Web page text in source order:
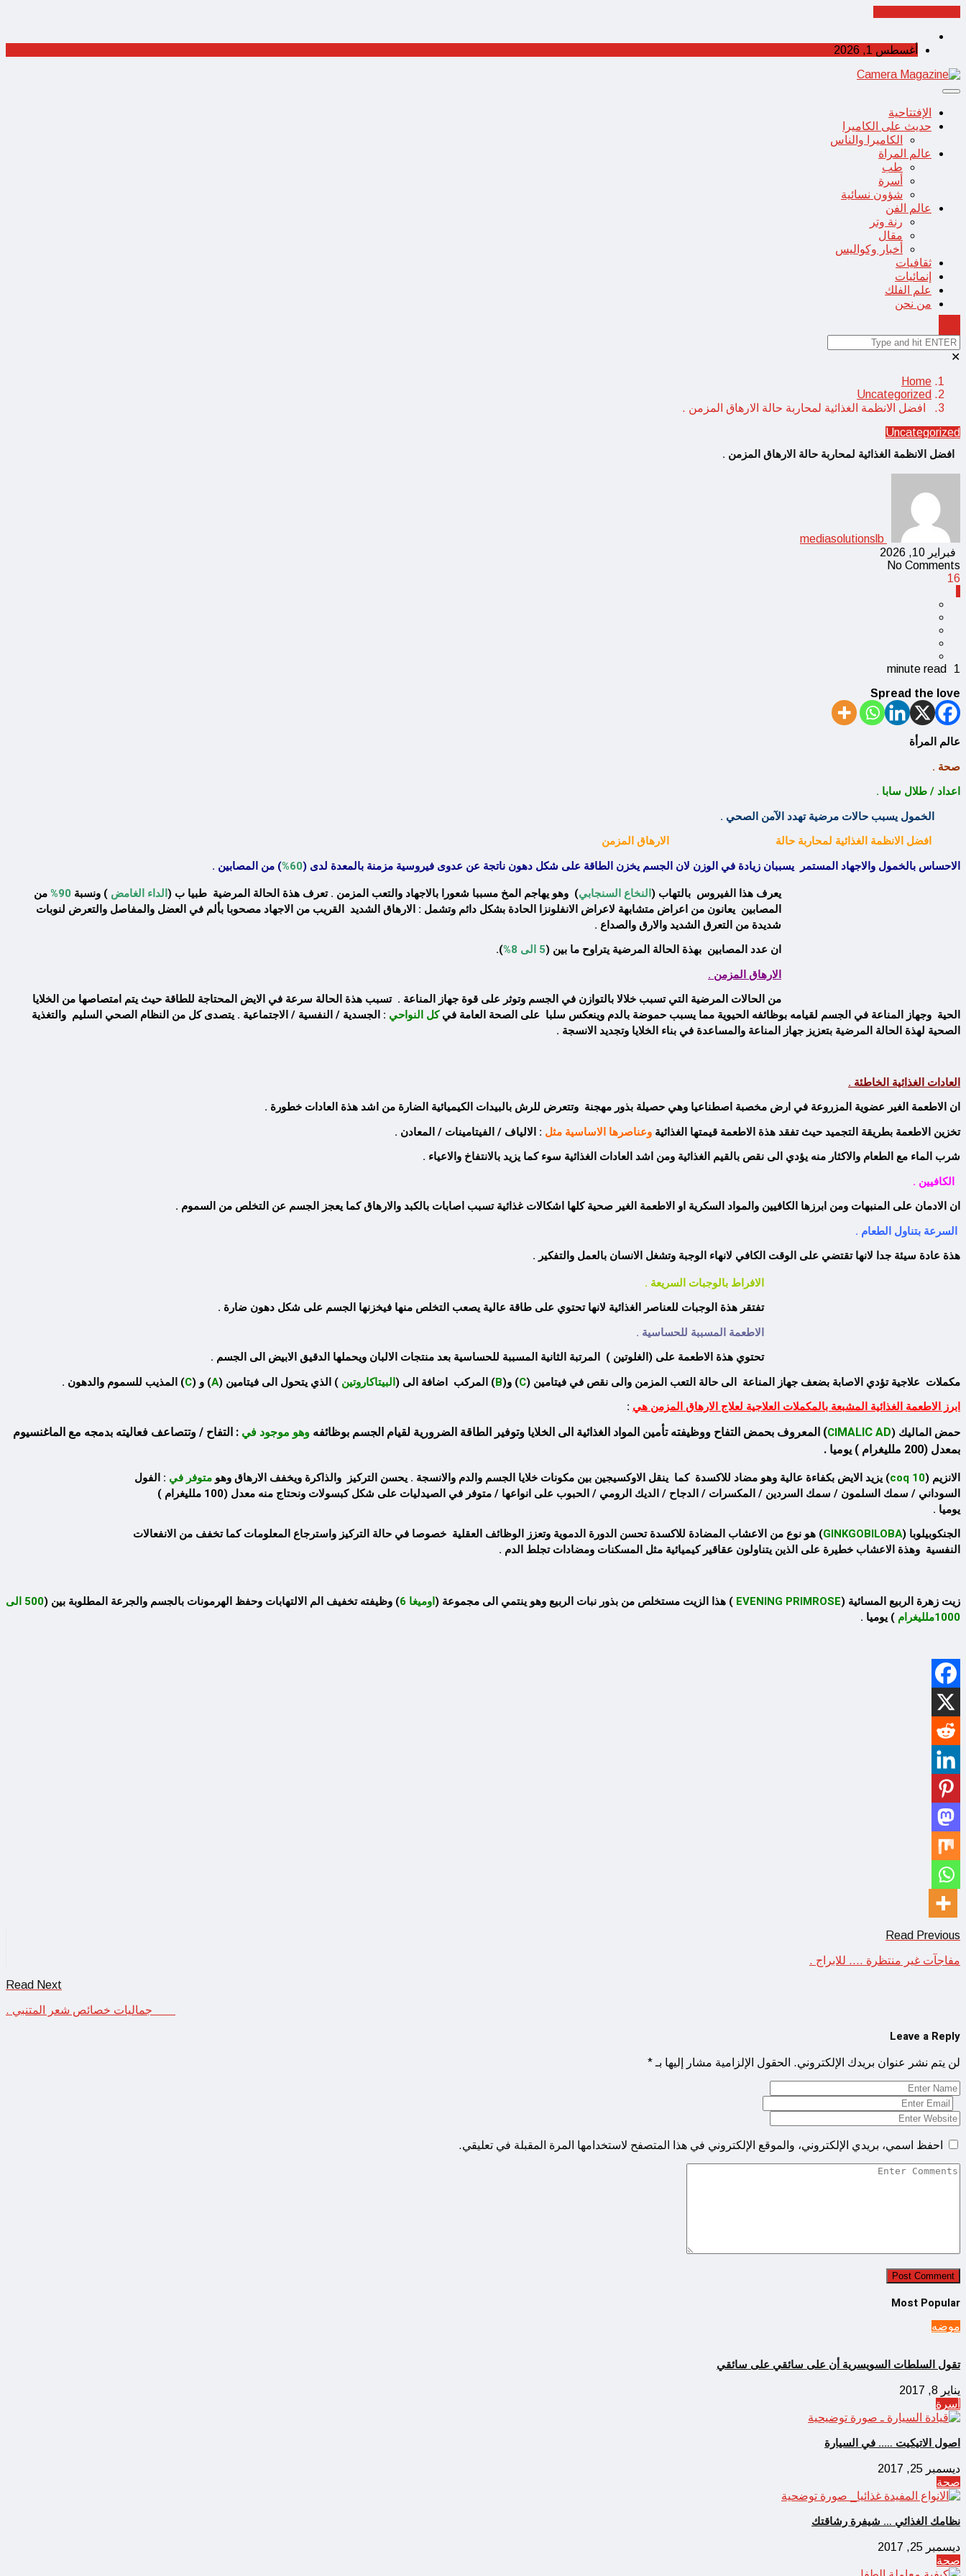
أغسطس 1, 2026
الإفتتاحية
حديث على الكاميرا
الكاميرا والناس
عالم المراة
طب
أسرة
شؤون نسائية
عالم الفن
رنة وتر
مقال
أخبار وكواليس
ثقافيات
إنمائيات
علم الفلك
من نحن
✕
Home
Uncategorized
افضل الانظمة الغذائية لمحاربة حالة الارهاق المزمن .
Uncategorized
افضل الانظمة الغذائية لمحاربة حالة الارهاق المزمن .
فبراير 10, 2026
No Comments
16
1 minute read
Spread the love
عالم المرأة
صحة .
اعداد / طلال سابا .
الخمول يسبب حالات مرضية تهدد الآمن الصحي .
افضل الانظمة الغذائية لمحاربة حالة الارهاق المزمن
الاحساس بالخمول والاجهاد المستمر يسببان زيادة في الوزن لان الجسم يخزن الطاقة على شكل دهون ناتجة عن عدوى فيروسية مزمنة بالمعدة لدى (60% ) من المصابين .
يعرف هذا الفيروس بالتهاب (النخاع السنجابي) وهو يهاجم المخ مسببا شعورا بالاجهاد والتعب المزمن . تعرف هذة الحالة المرضية طبيا ب (الداء الغامض ) ونسبة 90%
من
المصابين يعانون من اعراض متشابهة لاعراض الانفلونزا الحادة بشكل دائم وتشمل : الارهاق الشديد القريب من الاجهاد مصحوبا بألم في العضل والمفاصل والتعرض لنوبات
شديدة من التعرق الشديد والارق والصداع .
ان عدد المصابين بهذة الحالة المرضية يتراوح ما بين (5 الى 8%
).
الارهاق المزمن .
من الحالات المرضية التي تسبب خلالا بالتوازن في الجسم وتوثر على قوة جهاز المناعة . تسبب هذة الحالة سرعة في الايض المحتاجة للطاقة حيث يتم امتصاصها من الخلايا
الحية وجهاز المناعة في الجسم لقيامه بوظائفه الحيوية مما يسبب حموضة بالدم وينعكس سلبا على الصحة العامة فيكل النواحي : الجسدية / النفسية / الاجتماعية . يتصدى كل من النظام الصحي السليم والتغذية
الصحية لهذة الحالة المرضية بتعزيز جهاز المناعة والمساعدة في بناء الخلايا وتجديد الانسجة .
العادات الغذائية الخاطئة .
ان الاطعمة الغير عضوية المزروعة في ارض مخصبة اصطناعيا وهي حصيلة بذور مهجنة وتتعرض للرش بالبيدات الكيميائية الضارة من اشد هذة العادات خطورة .
تخزين الاطعمة بطريقة التجميد حيث تفقد هذة الاطعمة قيمتها الغذائية وعناصرها الاساسية مثل : الالياف / الفيتامينات / المعادن .
شرب الماء مع الطعام والاكثار منه يؤدي الى نقص بالقيم الغذائية ومن اشد العادات الغذائية سوء كما يزيد بالانتفاخ والاعياء .
الكافيين .
ان الادمان على المنبهات ومن ابرزها الكافيين والمواد السكرية او الاطعمة الغير صحية كلها اشكالات غذائية تسبب اصابات بالكبد والارهاق كما يعجز الجسم عن التخلص من السموم .
السرعة بتناول الطعام .
هذة عادة سيئة جدا لانها تقتضي على الوقت الكافي لانهاء الوجبة وتشغل الانسان بالعمل والتفكير .
الافراط بالوجبات السريعة .
تفتقر هذة الوجبات للعناصر الغذائية لانها تحتوي على طاقة عالية يصعب التخلص منها فيخزنها الجسم على شكل دهون ضارة .
الاطعمة المسببة للحساسية .
تحتوي هذة الاطعمة على (الغلوتين ) المرتبة الثانية المسببة للحساسية بعد منتجات الالبان ويحملها الدقيق الابيض الى الجسم .
مكملات علاجية تؤدي الاصابة بضعف جهاز المناعة الى حالة التعب المزمن والى نقص في فيتامين (C) و(B) المركب اضافة الى (البيتاكاروتين ) الذي يتحول الى فيتامين (A) و (C) المذيب للسموم والدهون .
ابرز الاطعمة الغذائية المشبعة بالمكملات العلاجية لعلاج الارهاق المزمن هي :
حمض الماليك (
CIMALIC AD ) المعروف بحمض التفاح ووظيفته تأمين المواد الغذائية الى الخلايا وتوفير الطاقة الضرورية لقيام الجسم بوظائفه وهو موجود في : التفاح / وتتصاعف فعاليته بدمجه مع الماغنسيوم
بمعدل (200 ملليغرام ) يوميا
.
الانزيم (coq 10) يزيد الايض بكفاءة عالية وهو مضاد للاكسدة كما ينقل الاوكسيجين بين مكونات خلايا الجسم والدم والانسجة . يحسن التركيز والذاكرة ويخفف الارهاق وهو متوفر في : الفول
السوداني / سمك السلمون / سمك السردين / المكسرات / الدجاح / الديك الرومي / الحبوب على انواعها / متوفر في الصيدليات على شكل كبسولات ونحتاج منه معدل (100 ملليغرام )
يوميا .
الجنكوبيلوبا (GINKGOBILOBA) هو نوع من الاعشاب المضادة للاكسدة تحسن الدورة الدموية وتعزز الوظائف العقلية خصوصا في حالة التركيز واسترجاع المعلومات كما تخفف من الانفعالات
النفسية وهذة الاعشاب خطيرة على الذين يتناولون عقاقير كيميائية مثل المسكنات ومضادات تجلط الدم .
زيت زهرة الربيع المسائية (EVENING PRIMROSE ) هذا الزيت مستخلص من بذور نبات الربيع وهو ينتمي الى مجموعة (اوميغا 6 ) وظيفته تخفيف الم الالتهابات وحفظ الهرمونات بالجسم والجرعة المطلوبة بين (
500 الى
1000ملليغرام
) يوميا .
Read Previous
مفاجآت غير منتظرة …. للابراج .
Read Next
جماليات خصائص شعر المتنبي .
Leave a Reply
لن يتم نشر عنوان بريدك الإلكتروني. الحقول الإلزامية مشار إليها بـ *
احفظ اسمي، بريدي الإلكتروني، والموقع الإلكتروني في هذا المتصفح لاستخدامها المرة المقبلة في تعليقي.
Most Popular
موضه
تقول السلطات السويسرية أن على سائقي على سائقي
يناير 8, 2017
أسرة
اصول الاتيكيت ….. في السيارة
ديسمبر 25, 2017
صحة
نظامك الغذائي … شيفرة رشاقتك
ديسمبر 25, 2017
صحة